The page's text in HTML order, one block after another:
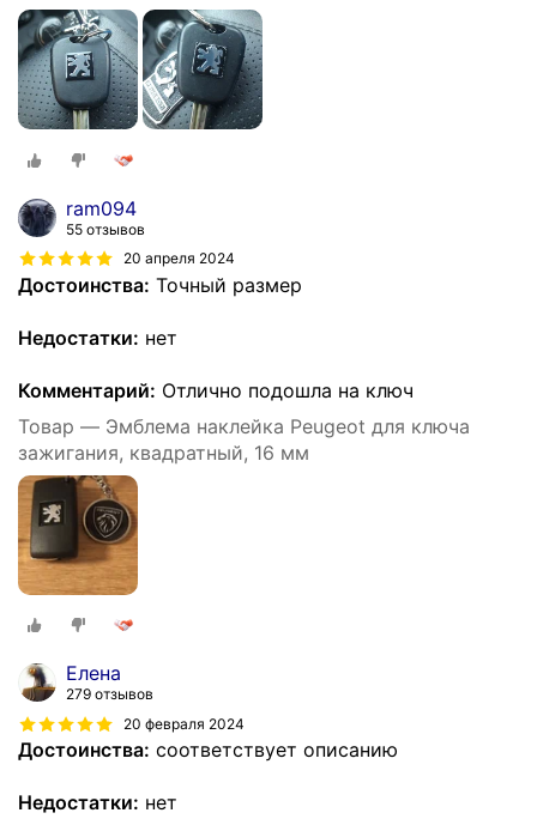
ram094
55 отзывов
20 апреля 2024
Достоинства: Точный размер
Недостатки: нет
Комментарий: Отлично подошла на ключ
Товар — Эмблема наклейка Peugeot для ключа
зажигания, квадратный, 16 мм
Елена
279 отзывов
20 февраля 2024
Достоинства: соответствует описанию
Недостатки: нет